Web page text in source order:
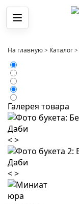
Меню
На главную> Каталог>
Галерея товара
<>
<>